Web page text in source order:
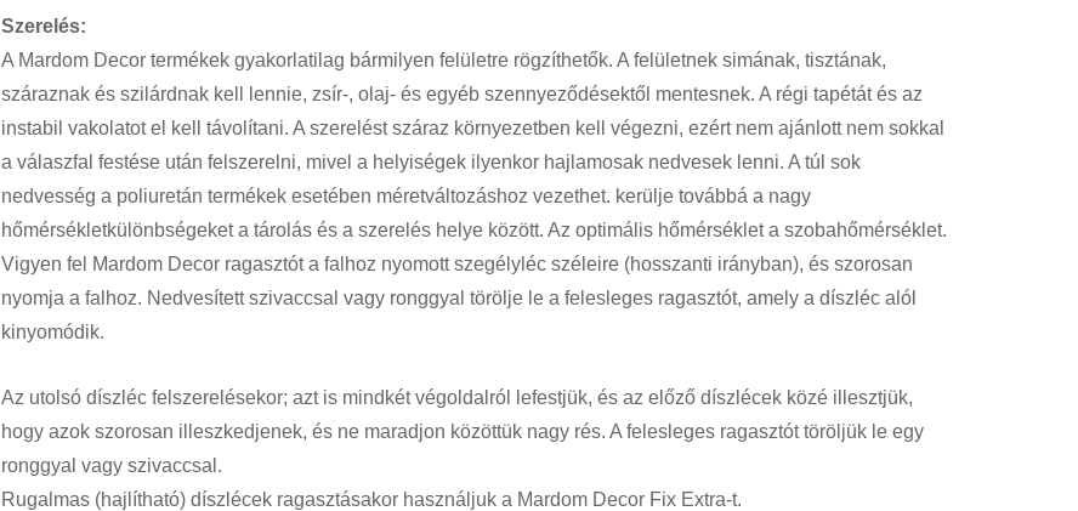
Szerelés:
A Mardom Decor termékek gyakorlatilag bármilyen felületre rögzíthetők. A felületnek simának, tisztának,
száraznak és szilárdnak kell lennie, zsír-, olaj- és egyéb szennyeződésektől mentesnek. A régi tapétát és az
instabil vakolatot el kell távolítani. A szerelést száraz környezetben kell végezni, ezért nem ajánlott nem sokkal
a válaszfal festése után felszerelni, mivel a helyiségek ilyenkor hajlamosak nedvesek lenni. A túl sok
nedvesség a poliuretán termékek esetében méretváltozáshoz vezethet. kerülje továbbá a nagy
hőmérsékletkülönbségeket a tárolás és a szerelés helye között. Az optimális hőmérséklet a szobahőmérséklet.
Vigyen fel Mardom Decor ragasztót a falhoz nyomott szegélyléc széleire (hosszanti irányban), és szorosan
nyomja a falhoz. Nedvesített szivaccsal vagy ronggyal törölje le a felesleges ragasztót, amely a díszléc alól
kinyomódik.
Az utolsó díszléc felszerelésekor; azt is mindkét végoldalról lefestjük, és az előző díszlécek közé illesztjük,
hogy azok szorosan illeszkedjenek, és ne maradjon közöttük nagy rés. A felesleges ragasztót töröljük le egy
ronggyal vagy szivaccsal.
Rugalmas (hajlítható) díszlécek ragasztásakor használjuk a Mardom Decor Fix Extra-t.